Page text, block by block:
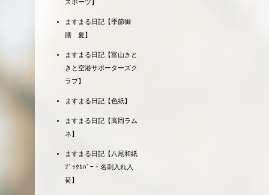
スポーツ】
ますまる日記【季節御
膳 夏】
ますまる日記【富山きと
きと空港サポーターズク
ラブ】
ますまる日記【色紙】
ますまる日記【高岡ラム
ネ】
ますまる日記【八尾和紙
ﾌﾞｯｸｶﾊﾞｰ・名刺入れ入
荷】